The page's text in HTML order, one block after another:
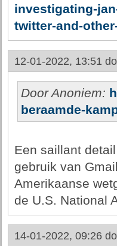
investigating-
twitter-and-
12-01-2022, 13:51
Door Anoniem:
beraamde-
Een saillant
gebruik van
Amerikaanse
de U.S. National
14-01-2022, 09:26